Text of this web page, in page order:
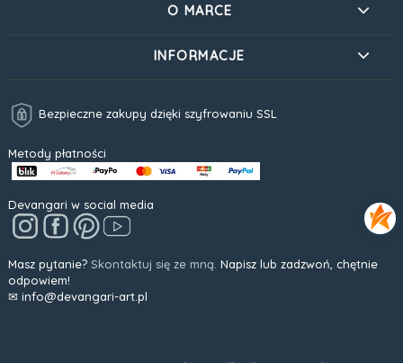
O MARCE
INFORMACJE
Bezpieczne zakupy dzięki szyfrowaniu SSL
Metody płatności
Devangari w social media
Masz pytanie? Skontaktuj się ze mną. Napisz lub zadzwoń, chętnie
odpowiem!
✉ info@devangari-art.pl